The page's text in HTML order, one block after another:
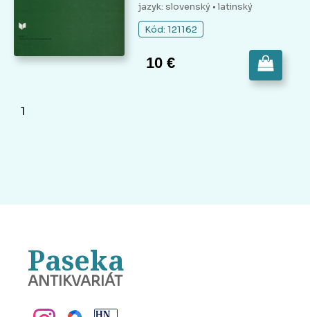
jazyk: slovenský • latinský
Kód: 121162
10 €
1
Paseka
ANTIKVARIÁT